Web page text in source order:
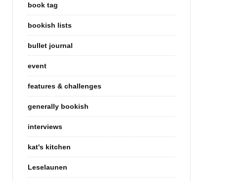
book tag
bookish lists
bullet journal
event
features & challenges
generally bookish
interviews
kat's kitchen
Leselaunen